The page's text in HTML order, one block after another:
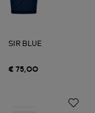
SIR BLUE
€ 75,00